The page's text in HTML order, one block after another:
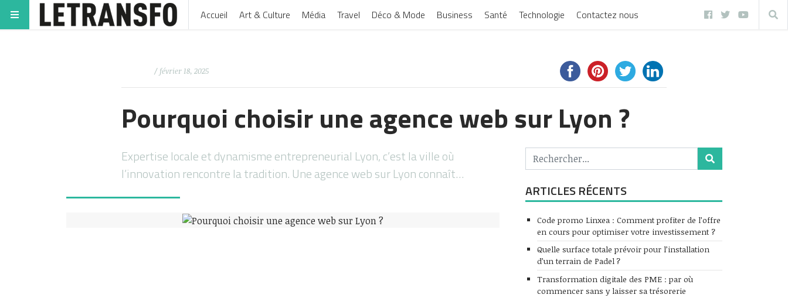
Accueil Art & Culture Média Travel Déco & Mode Business Santé Technologie Contactez nous
/ février 18, 2025
Pourquoi choisir une agence web sur Lyon ?
Expertise locale et dynamisme entrepreneurial Lyon, c’est la ville où
l’innovation rencontre la tradition. Une agence web sur Lyon connaît…
ARTICLES RÉCENTS
Code promo Linxea : Comment profiter de l’offre
en cours pour optimiser votre investissement ?
Quelle surface totale prévoir pour l’installation
d’un terrain de Padel ?
Transformation digitale des PME : par où
commencer sans y laisser sa trésorerie